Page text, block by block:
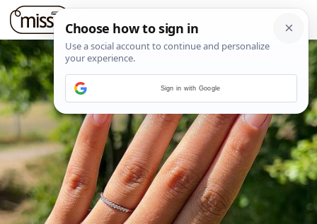
Sign in with Google